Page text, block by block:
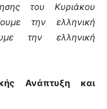
του Κυριάκου
την ελληνική
την ελληνική
Ανάπτυξη και